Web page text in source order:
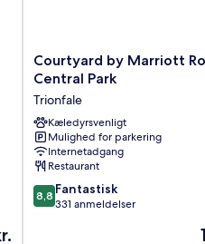
Courtyard
by
Rome
Central
Park
Trionfale
Courtyard by Marriott
Central Park
Trionfale
Kæledyrsvenligt
Mulighed for parkering
Internetadgang
Restaurant
8.8
ud
8,8 Fantastisk
331 anmeldelser